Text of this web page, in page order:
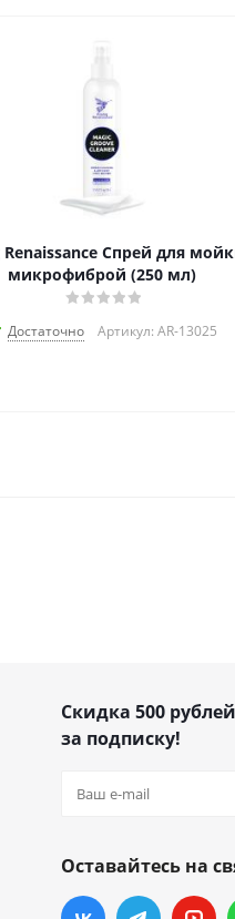
Renaissance Спрей для
микрофиброй (250 мл)
Достаточно Артикул: AR-13025
Скидка 500 рублей
за подписку!
Оставайтесь на